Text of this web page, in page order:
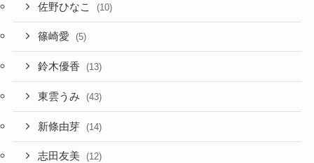
佐野ひなこ (10)
篠崎愛 (5)
鈴木優香 (13)
東雲うみ (43)
新條由芽 (14)
志田友美 (12)